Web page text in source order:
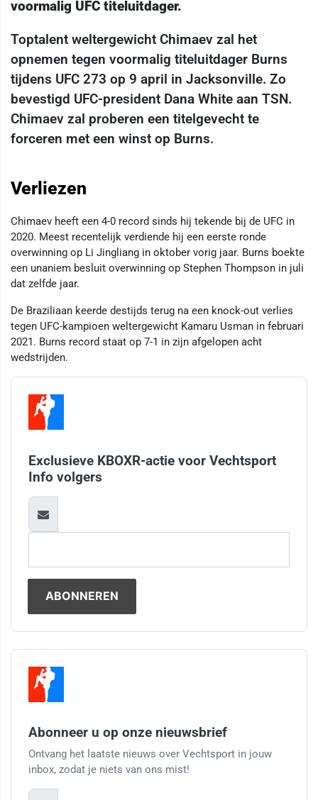
voormalig UFC titeluitdager.
Toptalent weltergewicht Chimaev zal het
opnemen tegen voormalig titeluitdager Burns
tijdens UFC 273 op 9 april in Jacksonville. Zo
bevestigd UFC-president Dana White aan TSN.
Chimaev zal proberen een titelgevecht te
forceren met een winst op Burns.
Verliezen
Chimaev heeft een 4-0 record sinds hij tekende bij de UFC in
2020. Meest recentelijk verdiende hij een eerste ronde
overwinning op Li Jingliang in oktober vorig jaar. Burns boekte
een unaniem besluit overwinning op Stephen Thompson in juli
dat zelfde jaar.
De Braziliaan keerde destijds terug na een knock-out verlies
tegen UFC-kampioen weltergewicht Kamaru Usman in februari
2021. Burns record staat op 7-1 in zijn afgelopen acht
wedstrijden.
Exclusieve KBOXR-actie voor Vechtsport
Info volgers
Abonneer u op onze nieuwsbrief
Ontvang het laatste nieuws over Vechtsport in jouw
inbox, zodat je niets van ons mist!